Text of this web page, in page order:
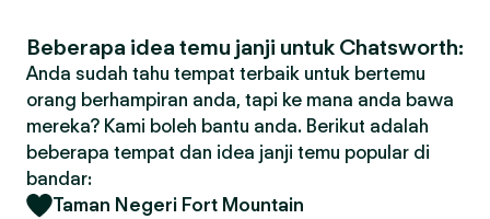
Beberapa idea temu janji untuk Chatsworth:
Anda sudah tahu tempat terbaik untuk bertemu
orang berhampiran anda, tapi ke mana anda bawa
mereka? Kami boleh bantu anda. Berikut adalah
beberapa tempat dan idea janji temu popular di
bandar:
Taman Negeri Fort Mountain